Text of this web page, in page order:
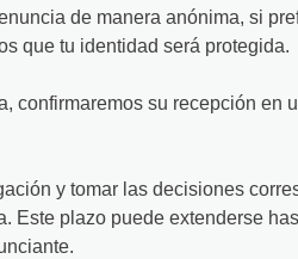
de manera anónima, si
que tu identidad será protegida.
confirmaremos su recepción en
y tomar las decisiones
Este plazo puede extenderse